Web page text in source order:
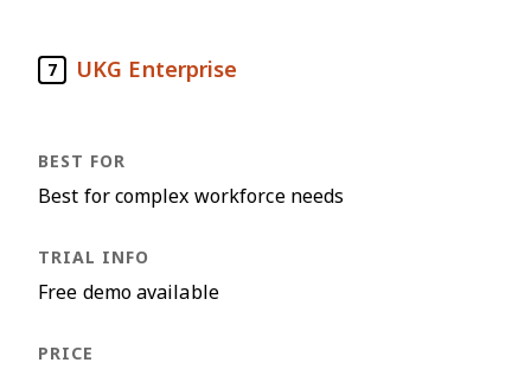
7 UKG Enterprise
Best for complex workforce needs
Free demo available